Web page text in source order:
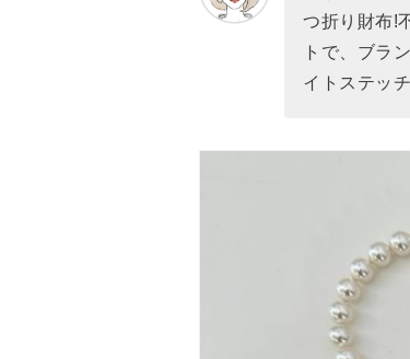
つ折り財布!
トで、ブラ
イトステッ